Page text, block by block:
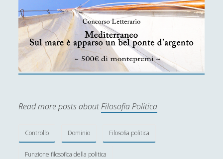
► Segnalazioni (223)
► Sicurezza e Relazioni Internazionali(14)
► Storia della Letteratura(160)
Antologia N-S
Antologia T-Z.
Read more posts aboutFilosofia Politica
Controllo Dominio Filosofia politica
Funzione filosofica della politica